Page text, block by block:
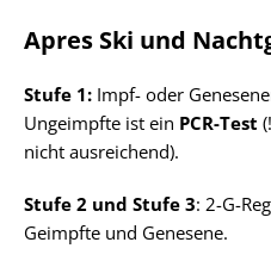
Apres Ski und
Stufe 1: Impf- oder
Ungeimpfte ist ein PCR-Test
nicht ausreichend).
Stufe 2 und Stufe 3: 2-G-
Geimpfte und Genesene.